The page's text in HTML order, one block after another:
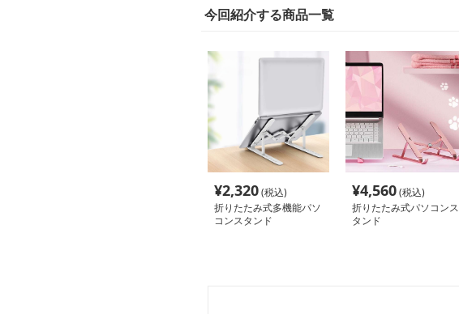
今回紹介する商品一覧
¥2,320(税込)
折りたたみ式多機能パソ
コンスタンド
¥4,560(税込)
折りたたみ式パソコンス
タンド